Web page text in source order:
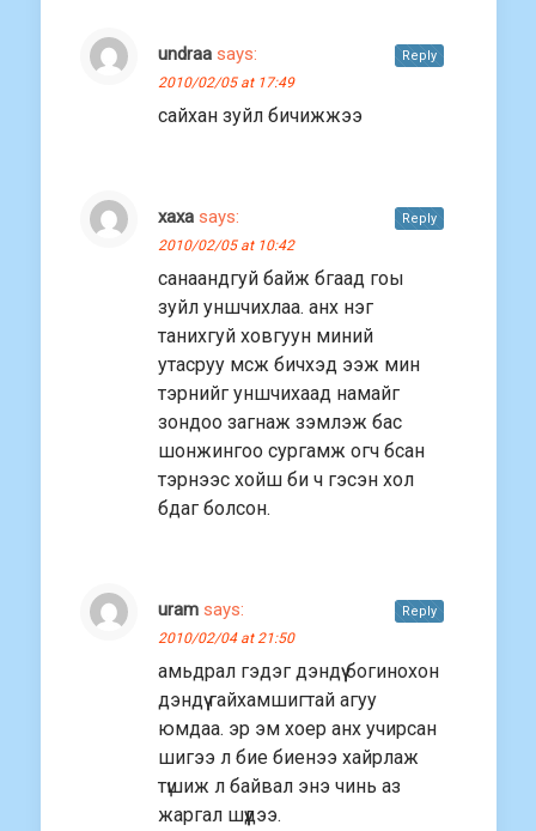
undraa says:
2010/02/05 at 17:49
сайхан зуйл бичижжээ
Reply
xaxa says:
2010/02/05 at 10:42
санаандгуй байж бгаад гоы
зуйл уншчихлаа. анх нэг
танихгуй ховгуун миний
утасруу мсж бичхэд ээж мин
тэрнийг уншчихаад намайг
зондоо загнаж зэмлэж бас
шонжингоо сургамж огч бсан
тэрнээс хойш би ч гэсэн хол
бдаг болсон.
Reply
uram says:
2010/02/04 at 21:50
амьдрал гэдэг дэндүү богинохон
дэндүү гайхамшигтай агуу
юмдаа. эр эм хоер анх учирсан
шигээ л бие биенээ хайрлаж
түшиж л байвал энэ чинь аз
жаргал шүүдээ.
Reply